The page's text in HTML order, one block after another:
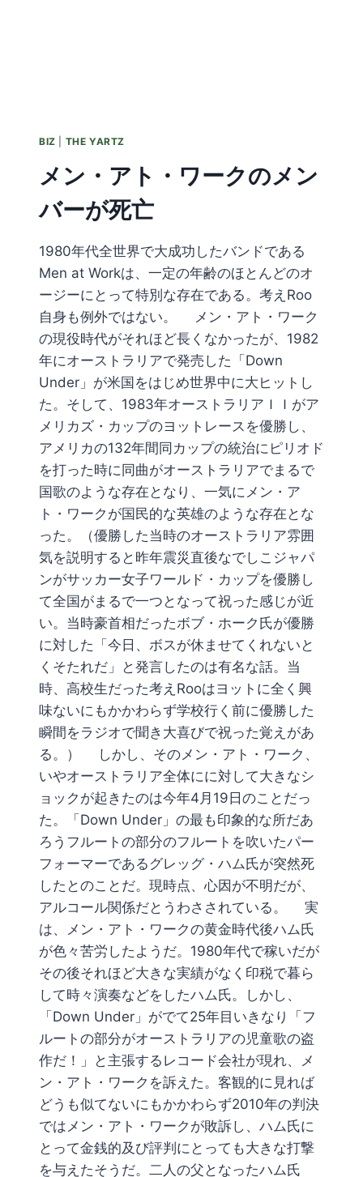
う！
BIZ THE YARTZ
メン・アト・ワークのメン
バーが死亡
1980年代全世界で大成功したバンドである
Men at Workは、一定の年齢のほとんどのオ
ージーにとって特別な存在である。考えRoo
自身も例外ではない。 メン・アト・ワーク
の現役時代がそれほど長くなかったが、1982
年にオーストラリアで発売した「Down
Under」が米国をはじめ世界中に大ヒットし
た。そして、1983年オーストラリアＩＩがア
メリカズ・カップのヨットレースを優勝し、
アメリカの132年間同カップの統治にピリオド
を打った時に同曲がオーストラリアでまるで
国歌のような存在となり、一気にメン・ア
ト・ワークが国民的な英雄のような存在とな
った。（優勝した当時のオーストラリア雰囲
気を説明すると昨年震災直後なでしこジャパ
ンがサッカー女子ワールド・カップを優勝し
て全国がまるで一つとなって祝った感じが近
い。当時豪首相だったボブ・ホーク氏が優勝
に対した「今日、ボスが休ませてくれないと
くそたれだ」と発言したのは有名な話。当
時、高校生だった考えRooはヨットに全く興
味ないにもかかわらず学校行く前に優勝した
瞬間をラジオで聞き大喜びで祝った覚えがあ
る。） しかし、そのメン・アト・ワーク、
いやオーストラリア全体にに対して大きなシ
ョックが起きたのは今年4月19日のことだっ
た。「Down Under」の最も印象的な所だあ
ろうフルートの部分のフルートを吹いたパー
フォーマーであるグレッグ・ハム氏が突然死
したとのことだ。現時点、心因が不明だが、
アルコール関係だとうわさされている。 実
は、メン・アト・ワークの黄金時代後ハム氏
が色々苦労したようだ。1980年代で稼いだが
その後それほど大きな実績がなく印税で暮ら
して時々演奏などをしたハム氏。しかし、
「Down Under」がでて25年目いきなり「フ
ルートの部分がオーストラリアの児童歌の盗
作だ！」と主張するレコード会社が現れ、メ
ン・アト・ワークを訴えた。客観的に見れば
どうも似てないにもかかわらず2010年の判決
ではメン・アト・ワークが敗訴し、ハム氏に
とって金銭的及び評判にとっても大きな打撃
を与えたそうだ。二人の父となったハム氏